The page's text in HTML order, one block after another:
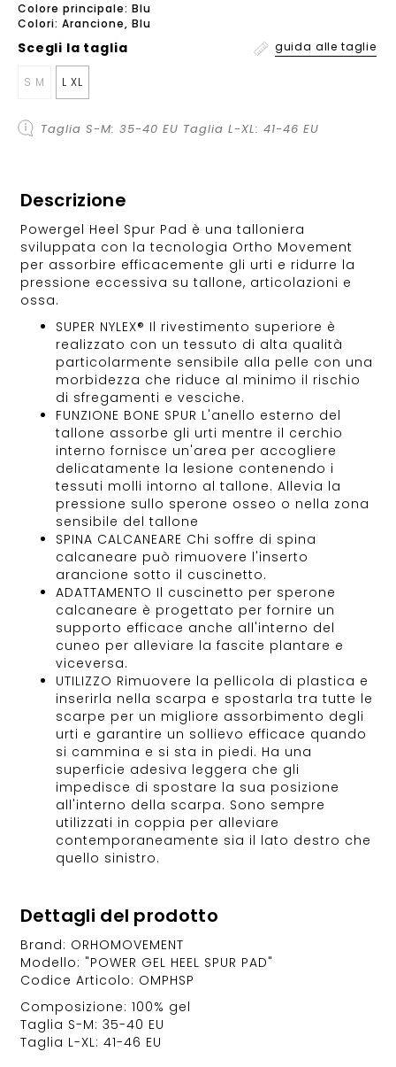
Colore principale: Blu
Colori: Arancione, Blu
Scegli la taglia guida alle taglie
S M L XL
Taglia S-M: 35-40 EU Taglia L-XL: 41-46 EU
Descrizione
Powergel Heel Spur Pad è una talloniera
sviluppata con la tecnologia Ortho Movement
per assorbire efficacemente gli urti e ridurre la
pressione eccessiva su tallone, articolazioni e
ossa.
SUPER NYLEX® Il rivestimento superiore è
realizzato con un tessuto di alta qualità
particolarmente sensibile alla pelle con una
morbidezza che riduce al minimo il rischio
di sfregamenti e vesciche.
FUNZIONE BONE SPUR L'anello esterno del
tallone assorbe gli urti mentre il cerchio
interno fornisce un'area per accogliere
delicatamente la lesione contenendo i
tessuti molli intorno al tallone. Allevia la
pressione sullo sperone osseo o nella zona
sensibile del tallone
SPINA CALCANEARE Chi soffre di spina
calcaneare può rimuovere l'inserto
arancione sotto il cuscinetto.
ADATTAMENTO Il cuscinetto per sperone
calcaneare è progettato per fornire un
supporto efficace anche all'interno del
cuneo per alleviare la fascite plantare e
viceversa.
UTILIZZO Rimuovere la pellicola di plastica e
inserirla nella scarpa e spostarla tra tutte le
scarpe per un migliore assorbimento degli
urti e garantire un sollievo efficace quando
si cammina e si sta in piedi. Ha una
superficie adesiva leggera che gli
impedisce di spostare la sua posizione
all'interno della scarpa. Sono sempre
utilizzati in coppia per alleviare
contemporaneamente sia il lato destro che
quello sinistro.
Dettagli del prodotto
Brand: ORHOMOVEMENT
Modello: "POWER GEL HEEL SPUR PAD"
Codice Articolo: OMPHSP
Composizione: 100% gel
Taglia S-M: 35-40 EU
Taglia L-XL: 41-46 EU